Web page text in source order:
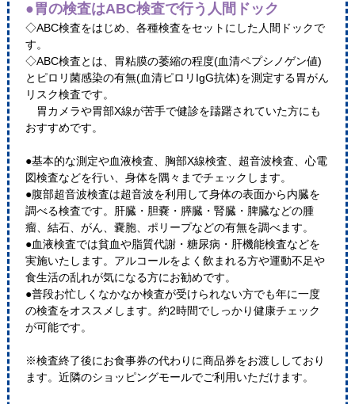
●胃の検査はABC検査で行う人間ドック
◇ABC検査をはじめ、各種検査をセットにした人間ドックで
す。
◇ABC検査とは、胃粘膜の萎縮の程度(血清ペプシノゲン値)
とピロリ菌感染の有無(血清ピロリIgG抗体)を測定する胃がん
リスク検査です。
胃カメラや胃部X線が苦手で健診を躊躇されていた方にも
おすすめです。
●基本的な測定や血液検査、胸部X線検査、超音波検査、心電
図検査などを行い、身体を隅々までチェックします。
●腹部超音波検査は超音波を利用して身体の表面から内臓を
調べる検査です。肝臓・胆嚢・膵臓・腎臓・脾臓などの腫
瘤、結石、がん、嚢胞、ポリープなどの有無を調べます。
●血液検査では貧血や脂質代謝・糖尿病・肝機能検査などを
実施いたします。アルコールをよく飲まれる方や運動不足や
食生活の乱れが気になる方にお勧めです。
●普段お忙しくなかなか検査が受けられない方でも年に一度
の検査をオススメします。約2時間でしっかり健康チェック
が可能です。
※検査終了後にお食事券の代わりに商品券をお渡ししており
ます。近隣のショッピングモールでご利用いただけます。